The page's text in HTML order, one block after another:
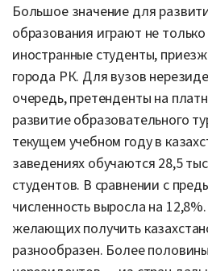
Большое значение для
образования играют не
иностранные студенты,
города РК. Для вузов
очередь, претенденты на
развитие образовательного
текущем учебном году в
заведениях обучаются 28,5
студентов. В сравнении с
численность выросла на
желающих получить
разнообразен. Более